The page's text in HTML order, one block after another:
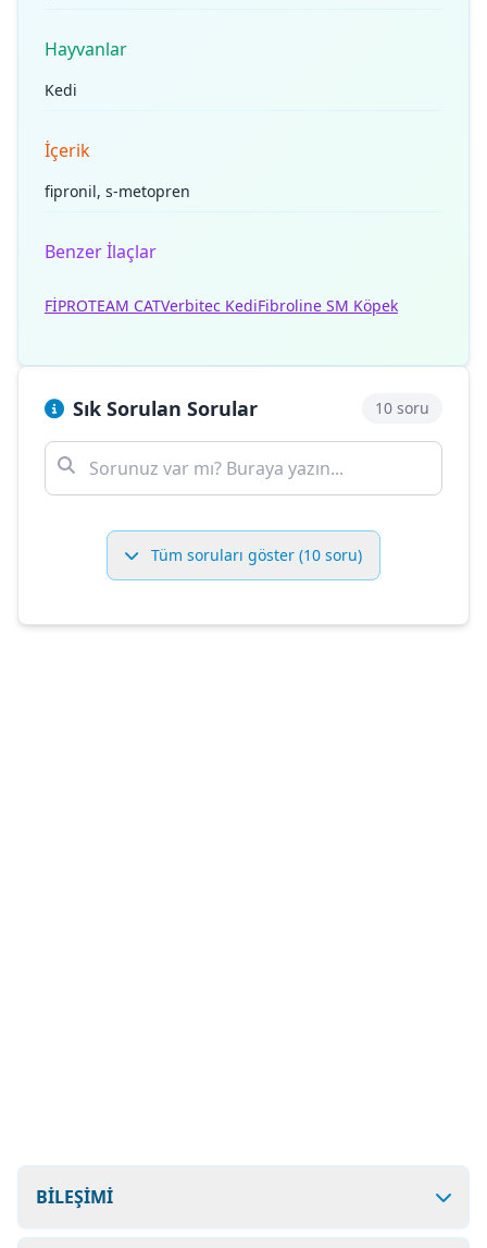
Hayvanlar
Kedi
İçerik
fipronil, s-metopren
Benzer İlaçlar
FİPROTEAM CATVerbitec KediFibroline SM Köpek
Sık Sorulan Sorular 10 soru
Tüm soruları göster (10 soru)
BİLEŞİMİ